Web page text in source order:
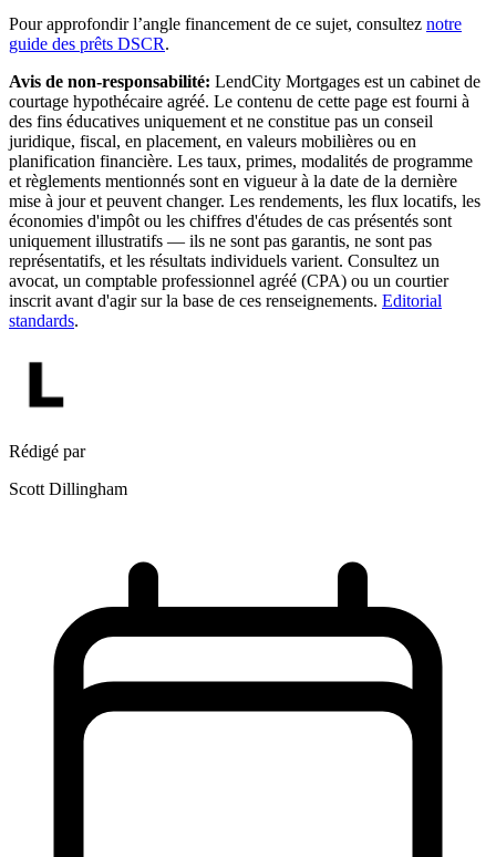
Pour approfondir l’angle financement de ce sujet, consultez notre
guide des prêts DSCR.
Avis de non-responsabilité: LendCity Mortgages est un cabinet de
courtage hypothécaire agréé. Le contenu de cette page est fourni à
des fins éducatives uniquement et ne constitue pas un conseil
juridique, fiscal, en placement, en valeurs mobilières ou en
planification financière. Les taux, primes, modalités de programme
et règlements mentionnés sont en vigueur à la date de la dernière
mise à jour et peuvent changer. Les rendements, les flux locatifs, les
économies d'impôt ou les chiffres d'études de cas présentés sont
uniquement illustratifs — ils ne sont pas garantis, ne sont pas
représentatifs, et les résultats individuels varient. Consultez un
avocat, un comptable professionnel agréé (CPA) ou un courtier
inscrit avant d'agir sur la base de ces renseignements. Editorial
standards.
Rédigé par
Scott Dillingham